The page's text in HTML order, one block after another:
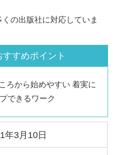
の出版社に対応していま
すめポイント
ろから始めやすい 着実に
できるワーク
年3月10日